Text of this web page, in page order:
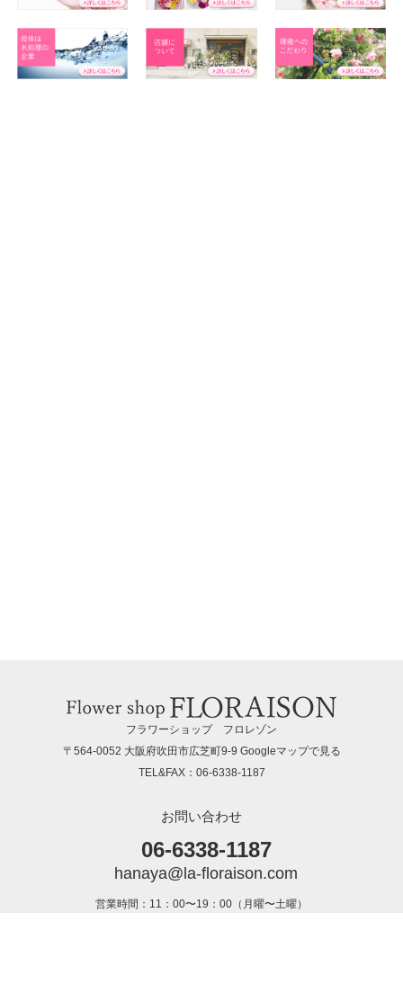
フラワーショップ フロレゾン
〒564-0052 大阪府吹田市広芝町9-9 Googleマップで見る
TEL&FAX：06-6338-1187
お問い合わせ
06-6338-1187
hanaya@la-floraison.com
営業時間：11：00〜19：00（月曜〜土曜）